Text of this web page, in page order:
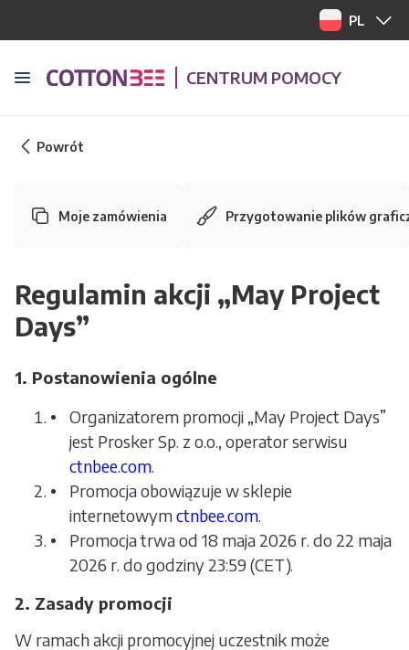
PL
CENTRUM POMOCY
Powrót
Moje zamówienia Przygotowanie plików
Regulamin akcji „May Project
Days”
1. Postanowienia ogólne
Organizatorem promocji „May Project Days”
jest Prosker Sp. z o.o., operator serwisu
ctnbee.com.
Promocja obowiązuje w sklepie
internetowymctnbee.com.
Promocja trwa od 18 maja 2026 r. do 22 maja
2026 r. do godziny 23:59 (CET).
2. Zasady promocji
W ramach akcji promocyjnej uczestnik może